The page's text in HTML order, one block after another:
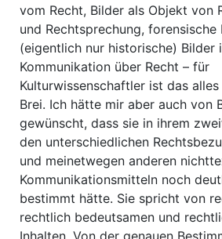
vom Recht, Bilder als Objekt von
und Rechtsprechung, forensische
(eigentlich nur historische) Bilder
Kommunikation über Recht – für
Kulturwissenschaftler ist das
Brei. Ich hätte mir aber auch von
gewünscht, dass sie in ihrem
den unterschiedlichen
und meinetwegen anderen
Kommunikationsmitteln noch
bestimmt hätte. Sie spricht von
rechtlich bedeutsamen und
Inhalten. Von der genauen